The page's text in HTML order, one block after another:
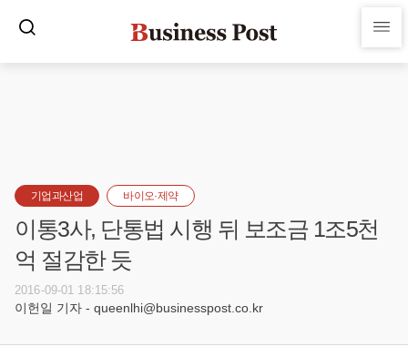
기업과산업 바이오·제약
이통3사, 단통법 시행 뒤 보조금 1조5천
억 절감한 듯
2016-09-01 18:15:56
이헌일 기자 - queenlhi@businesspost.co.kr